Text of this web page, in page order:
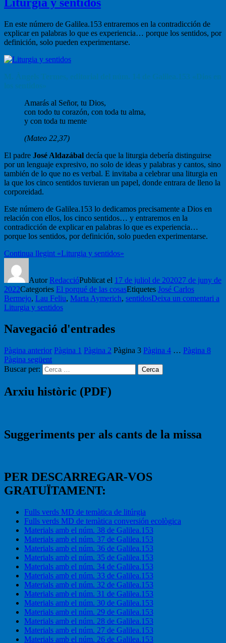
En este número de Galilea.153 entraremos en la contradicción de
explicar en palabras lo que es experiencia… porque los sentidos, por
definición, solo pueden experimentarse.
Amarás al Señor, tu Dios,
con todo tu corazón, con toda tu alma,
y con toda tu mente
(Mateo 22,37)
El padre José Aldazábal decía que la liturgia debería distinguirse
por un lenguaje expresivo, no solo de ideas y palabras y cantos, sino
también de lo que no es verbal. E invitaba a celebrar una liturgia en
la que los cinco sentidos tuvieran un papel, donde entrara de lleno la
corporeidad.
Este número de Galilea.153 lo dedicamos precisamente a Dios en
relación con ellos, los cinco sentidos… y entraremos en la
contradicción de explicar en palabras lo que es experiencia…
porque los sentidos, por definición, solo pueden experimentarse.
Continua llegint «Liturgia y sentidos»
AutorRedaccióPublicat el 17 de juliol de 202027 de juny de
2022Categories El porqué de las cosasEtiquetes José Carlos
Bermejo, Lau Feliu, Marta Aymerich, sentidosDeixa un comentari a
Liturgia y sentidos
Navegació d'entrades
Pàgina anterior Pàgina 1 Pàgina 2 Pàgina 3 Pàgina 4 … Pàgina 8
Pàgina següent
Buscar per:
Cerca
Arxiu històric (PDF)
Suggeriments per als cants de la missa
PER DESCARREGAR-VOS
GRATUÏTAMENT:
Fulls verds MD de temàtica de litúrgia
Fulls verds MD de temàtica conversión ecològica
Materials amb el núm. 38 de Galilea.153
Materials amb el núm. 37 de Galilea.153
Materials amb el núm. 36 de Galilea.153
Materials amb el núm. 35 de Galilea.153
Materials amb el núm. 34 de Galilea.153
Materials amb el núm. 33 de Galilea.153
Materials amb el núm. 32 de Galilea.153
Materials amb el núm. 31 de Galilea.153
Materials amb el núm. 30 de Galilea.153
Materials amb el núm. 29 de Galilea.153
Materials amb el núm. 28 de Galilea.153
Materials amb el núm. 27 de Galilea.153
Materials amb el núm. 26 de Galilea.153